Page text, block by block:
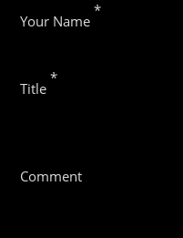
Your Name
*
Title
*
Comment